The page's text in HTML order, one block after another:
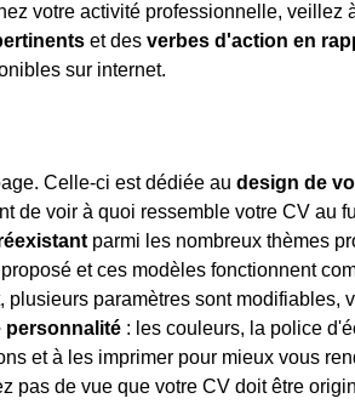
votre activité professionnelle, veillez
et des verbes d'action en
sur internet.
Celle-ci est dédiée au design de
de voir à quoi ressemble votre CV au
parmi les nombreux thèmes
et ces modèles fonctionnent
paramètres sont modifiables,
personnalité: les couleurs, la police
et à les imprimer pour mieux vous
pas de vue que votre CV doit être